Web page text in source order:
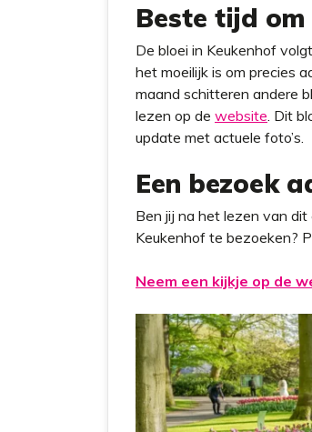
Beste tijd om
De bloei in Keukenhof
het moeilijk is om precies
maand schitteren andere
lezen op de website . Dit
update met actuele foto’s.
Een bezoek
Ben jij na het lezen van
Keukenhof te bezoeken?
Neem een kijkje op de